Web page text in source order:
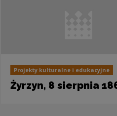
Projekty kulturalne i edukacyjne
Żyrzyn, 8 sierpnia